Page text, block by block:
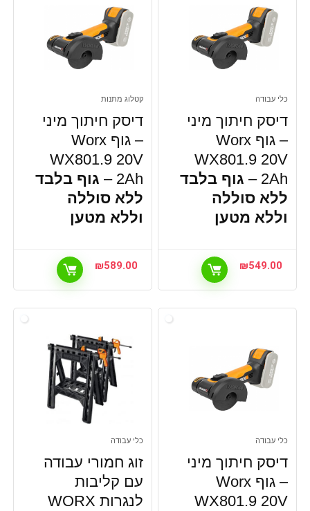
כלי עבודה
דיסק חיתוך מיני
– גוף Worx
WX801.9 20V
2Ah –
גוף בלבד
ללא סוללה
וללא מטען
₪549.00
קטלוג מתנות
דיסק חיתוך מיני
– גוף Worx
WX801.9 20V
2Ah –
גוף בלבד
ללא סוללה
וללא מטען
₪589.00
כלי עבודה
דיסק חיתוך מיני
– גוף Worx
WX801.9 20V
כלי עבודה
זוג חמורי עבודה
עם קליבות
לנגרות WORX